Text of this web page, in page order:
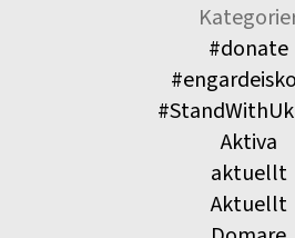
#donate
Aktiva
aktuellt
Aktuellt